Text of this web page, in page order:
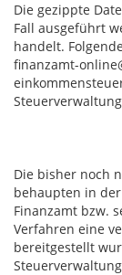
Die gezippte
Fall ausgeführt
handelt.
finanzamt-
Die bisher noch
behaupten in
Finanzamt bzw.
Verfahren eine
bereitgestellt